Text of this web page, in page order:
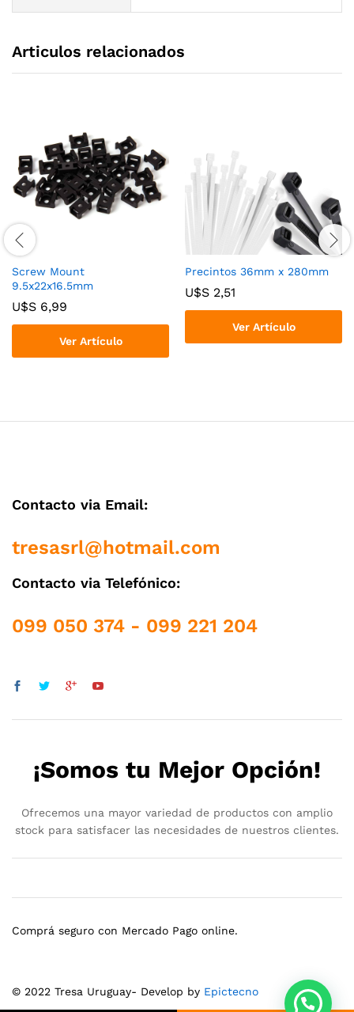
Articulos relacionados
Screw Mount
9.5x22x16.5mm
U$S 6,99
Ver Artículo
Precintos 36mm x 280mm
U$S 2,51
Ver Artículo
Contacto via Email:
tresasrl@hotmail.com
Contacto via Telefónico:
099 050 374 - 099 221 204
¡Somos tu Mejor Opción!
Ofrecemos una mayor variedad de productos con amplio
stock para satisfacer las necesidades de nuestros clientes.
© 2022 Tresa Uruguay- Develop by Epictecno
Comprá seguro con Mercado Pago online.